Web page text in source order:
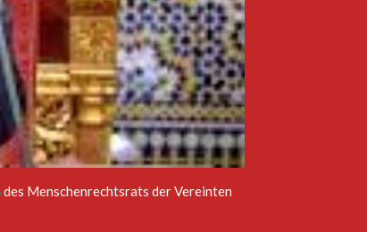
Menschenrechtsrats der Vereinten